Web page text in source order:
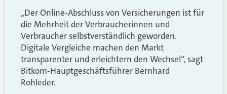
„Der Online-Abschluss von Versicherungen ist für
die Mehrheit der Verbraucherinnen und
Verbraucher selbstverständlich geworden.
Digitale Vergleiche machen den Markt
transparenter und erleichtern den Wechsel“, sagt
Bitkom-Hauptgeschäftsführer Bernhard
Rohleder.